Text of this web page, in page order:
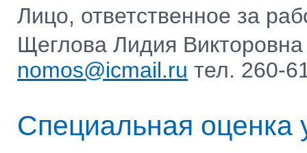
Лицо, ответственное за
Щеглова Лидия Викторовна
nomos@icmail.ru тел. 260-
Специальная оценка